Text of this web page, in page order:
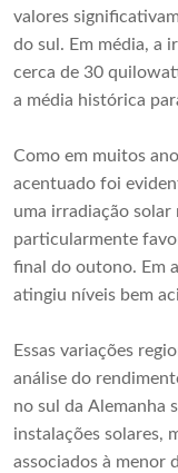
valores
do sul. Em média, a
cerca de 30
a média histórica
Como em muitos
acentuado foi
uma irradiação
particularmente
final do outono. Em
atingiu níveis bem
Essas variações
análise do
no sul da Alemanha
instalações solares,
associados à menor